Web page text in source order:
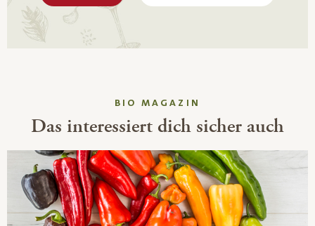
BIO MAGAZIN
Das interessiert dich sicher auch